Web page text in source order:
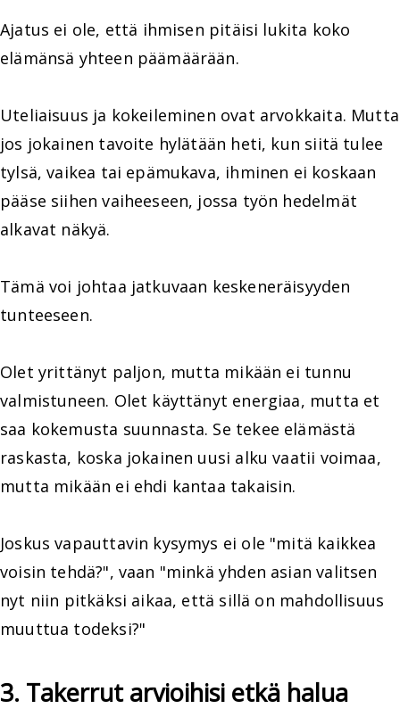
Ajatus ei ole, että ihmisen pitäisi lukita koko
elämänsä yhteen päämäärään.
Uteliaisuus ja kokeileminen ovat arvokkaita. Mutta
jos jokainen tavoite hylätään heti, kun siitä tulee
tylsä, vaikea tai epämukava, ihminen ei koskaan
pääse siihen vaiheeseen, jossa työn hedelmät
alkavat näkyä.
Tämä voi johtaa jatkuvaan keskeneräisyyden
tunteeseen.
Olet yrittänyt paljon, mutta mikään ei tunnu
valmistuneen. Olet käyttänyt energiaa, mutta et
saa kokemusta suunnasta. Se tekee elämästä
raskasta, koska jokainen uusi alku vaatii voimaa,
mutta mikään ei ehdi kantaa takaisin.
Joskus vapauttavin kysymys ei ole "mitä kaikkea
voisin tehdä?", vaan "minkä yhden asian valitsen
nyt niin pitkäksi aikaa, että sillä on mahdollisuus
muuttua todeksi?"
3. Takerrut arvioihisi etkä halua